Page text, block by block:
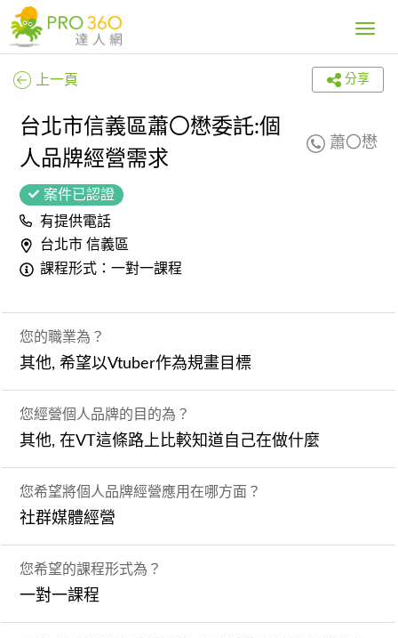
Toggle
上一頁 分享
台北市信義區蕭〇懋委託:個
人品牌經營需求
蕭〇懋
案件已認證
有提供電話
台北市 信義區
課程形式：一對一課程
您的職業為？
其他, 希望以Vtuber作為規畫目標
您經營個人品牌的目的為？
其他, 在VT這條路上比較知道自己在做什麼
您希望將個人品牌經營應用在哪方面？
社群媒體經營
您希望的課程形式為？
一對一課程